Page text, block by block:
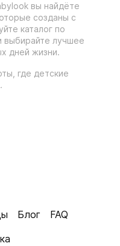
вы найдёте
созданы с
каталог по
выбирайте лучшее
дней жизни.
где детские
Блог
FAQ